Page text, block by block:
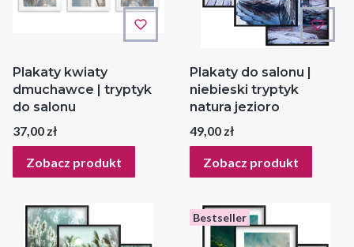
Plakaty kwiaty
dmuchawce | tryptyk
do salonu
Cena
37,00 zł
Zobacz produkt
Plakaty do salonu |
niebieski tryptyk
natura jezioro
Cena
49,00 zł
Zobacz produkt
Bestseller